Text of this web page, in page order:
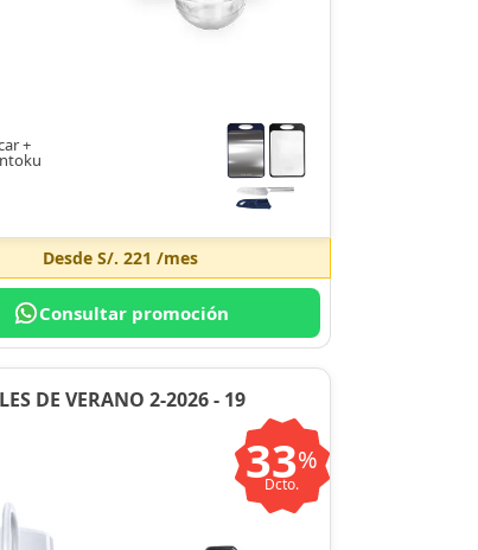
+
DesdeS/. 221 /mes
Consultar promoción
DE VERANO 2-2026 - 19
33%
Dcto.